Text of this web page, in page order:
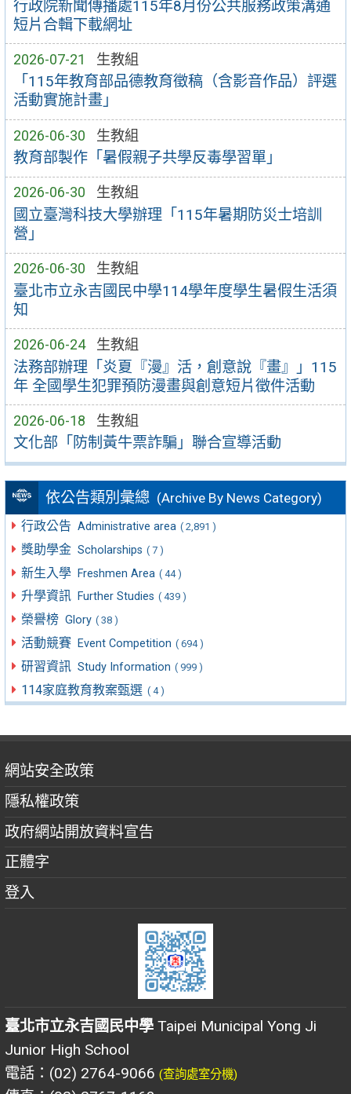
行政院新聞傳播處115年8月份公共服務政策溝通
短片合輯下載網址
2026-07-21 生教組
「115年教育部品德教育徵稿（含影音作品）評選
活動實施計畫」
2026-06-30 生教組
教育部製作「暑假親子共學反毒學習單」
2026-06-30 生教組
國立臺灣科技大學辦理「115年暑期防災士培訓
營」
2026-06-30 生教組
臺北市立永吉國民中學114學年度學生暑假生活須
知
2026-06-24 生教組
法務部辦理「炎夏『漫』活，創意說『畫』」115
年 全國學生犯罪預防漫畫與創意短片徵件活動
2026-06-18 生教組
文化部「防制黃牛票詐騙」聯合宣導活動
依公告類別彙總 (Archive By News Category)
行政公告 Administrative area ( 2,891 )
獎助學金 Scholarships ( 7 )
新生入學 Freshmen Area ( 44 )
升學資訊 Further Studies ( 439 )
榮譽榜 Glory ( 38 )
活動競賽 Event Competition ( 694 )
研習資訊 Study Information ( 999 )
114家庭教育教案甄選 ( 4 )
網站安全政策
隱私權政策
政府網站開放資料宣告
正體字
登入
臺北市立永吉國民中學 Taipei Municipal Yong Ji
Junior High School
電話：(02) 2764-9066 (查詢處室分機)